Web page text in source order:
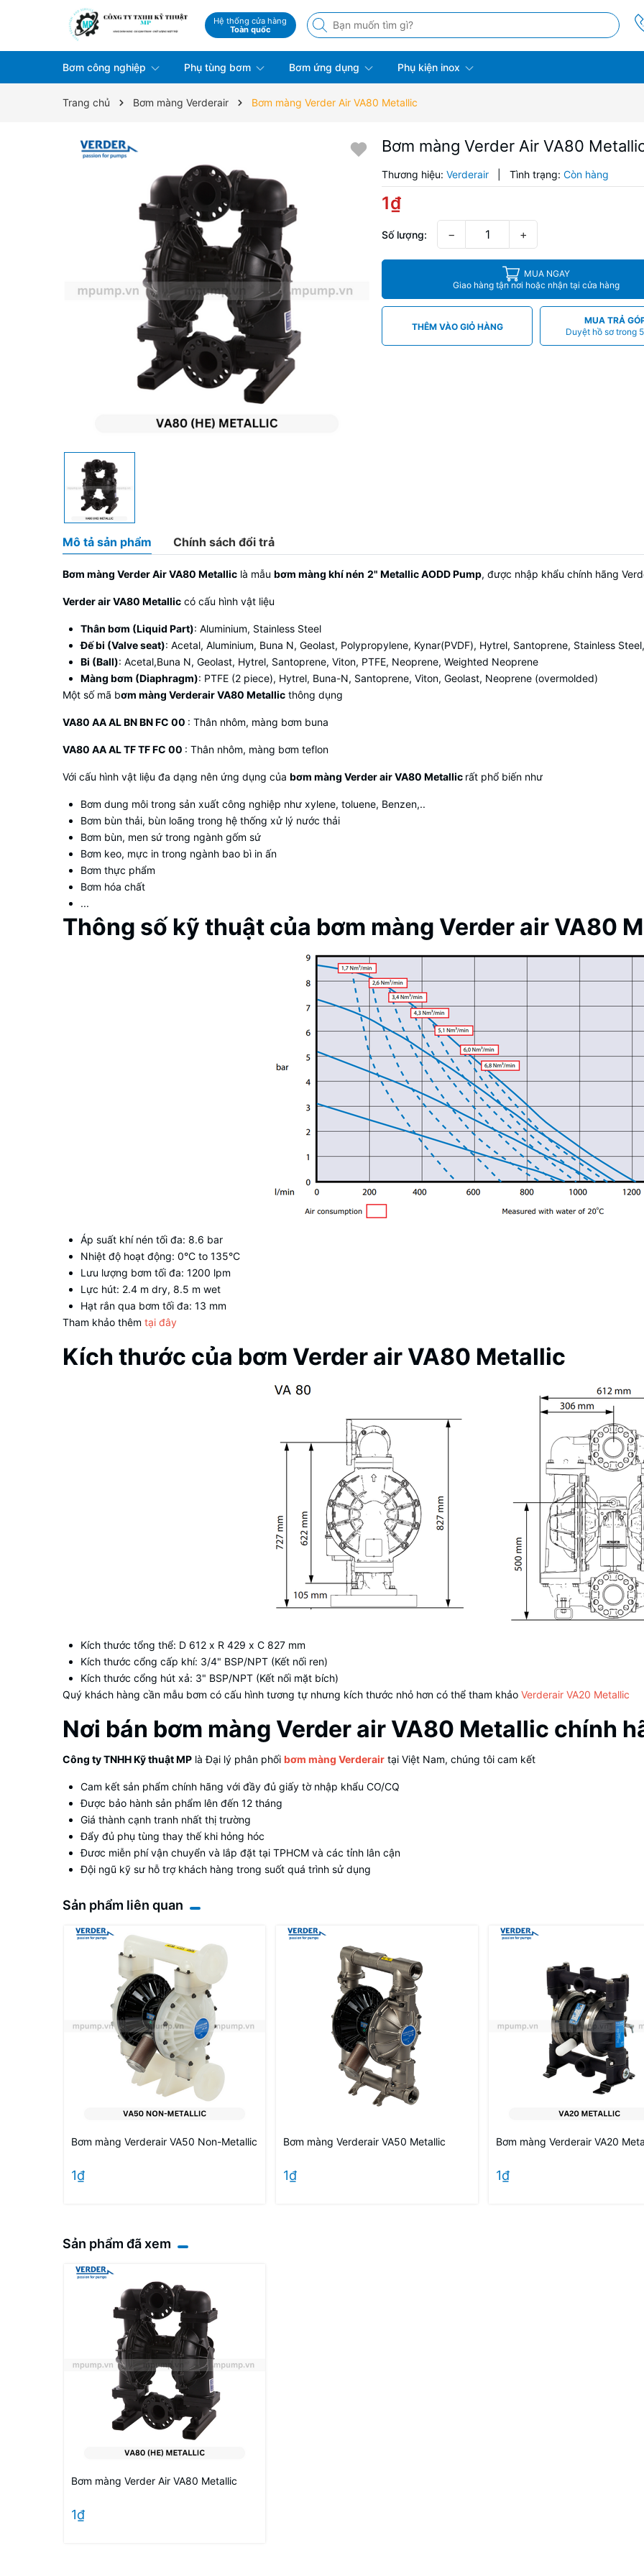
Hệ thống cửa hàng
Toàn quốc
Bơm công nghiệp Phụ tùng bơm Bơm ứng dụng Phụ kiện inox
Trang chủ Bơm màng Verderair Bơm màng Verder Air VA80 Metallic
Bơm màng Verder Air VA80
Thương hiệu: Verderair Tình trạng: Còn hàng
1₫
Số lượng: − +
MUA NGAY
Giao hàng tận nơi hoặc nhận tại cửa hàng
THÊM VÀO GIỎ HÀNG
MUA TRẢ
Duyệt hồ sơ trong
Mô tả sản phẩm Chính sách đổi trả
Bơm màng Verder Air VA80 Metallic là mẫu bơm màng khí nén 2" Metallic AODD Pump, được nhập khẩu chính hãng
Verder air VA80 Metallic có cấu hình vật liệu
Thân bơm (Liquid Part): Aluminium, Stainless Steel
Đế bi (Valve seat): Acetal, Aluminium, Buna N, Geolast, Polypropylene, Kynar(PVDF), Hytrel, Santoprene, Stainless
Bi (Ball): Acetal,Buna N, Geolast, Hytrel, Santoprene, Viton, PTFE, Neoprene, Weighted Neoprene
Màng bơm (Diaphragm): PTFE (2 piece), Hytrel, Buna-N, Santoprene, Viton, Geolast, Neoprene (overmolded)
Một số mã bơm màng Verderair VA80 Metallic thông dụng
VA80 AA AL BN BN FC 00 : Thân nhôm, màng bơm buna
VA80 AA AL TF TF FC 00 : Thân nhôm, màng bơm teflon
Với cấu hình vật liệu đa dạng nên ứng dụng của bơm màng Verder air VA80 Metallic rất phổ biến như
Bơm dung môi trong sản xuất công nghiệp như xylene, toluene, Benzen,..
Bơm bùn thải, bùn loãng trong hệ thống xử lý nước thải
Bơm bùn, men sứ trong ngành gốm sứ
Bơm keo, mực in trong ngành bao bì in ấn
Bơm thực phẩm
Bơm hóa chất
...
Thông số kỹ thuật của bơm màng Verder air VA80
Áp suất khí nén tối đa: 8.6 bar
Nhiệt độ hoạt động: 0°C to 135°C
Lưu lượng bơm tối đa: 1200 lpm
Lực hút: 2.4 m dry, 8.5 m wet
Hạt rắn qua bơm tối đa: 13 mm
Tham khảo thêm tại đây
Kích thước của bơm Verder air VA80 Metallic
Kích thước tổng thể: D 612 x R 429 x C 827 mm
Kích thước cổng cấp khí: 3/4" BSP/NPT (Kết nối ren)
Kích thước cổng hút xả: 3" BSP/NPT (Kết nối mặt bích)
Quý khách hàng cần mẫu bơm có cấu hình tương tự nhưng kích thước nhỏ hơn có thể tham khảo Verderair VA20 Metallic
Nơi bán bơm màng Verder air VA80 Metallic chính
Công ty TNHH Kỹ thuật MP là Đại lý phân phối bơm màng Verderair tại Việt Nam, chúng tôi cam kết
Cam kết sản phẩm chính hãng với đầy đủ giấy tờ nhập khẩu CO/CQ
Được bảo hành sản phẩm lên đến 12 tháng
Giá thành cạnh tranh nhất thị trường
Đẩy đủ phụ tùng thay thế khi hỏng hóc
Đươc miễn phí vận chuyển và lắp đặt tại TPHCM và các tỉnh lân cận
Đội ngũ kỹ sư hỗ trợ khách hàng trong suốt quá trình sử dụng
Sản phẩm liên quan
Bơm màng Verderair VA50 Non-Metallic
1₫
Bơm màng Verderair VA50 Metallic
1₫
Bơm màng Verderair VA20
1₫
Sản phẩm đã xem
Bơm màng Verder Air VA80 Metallic
1₫